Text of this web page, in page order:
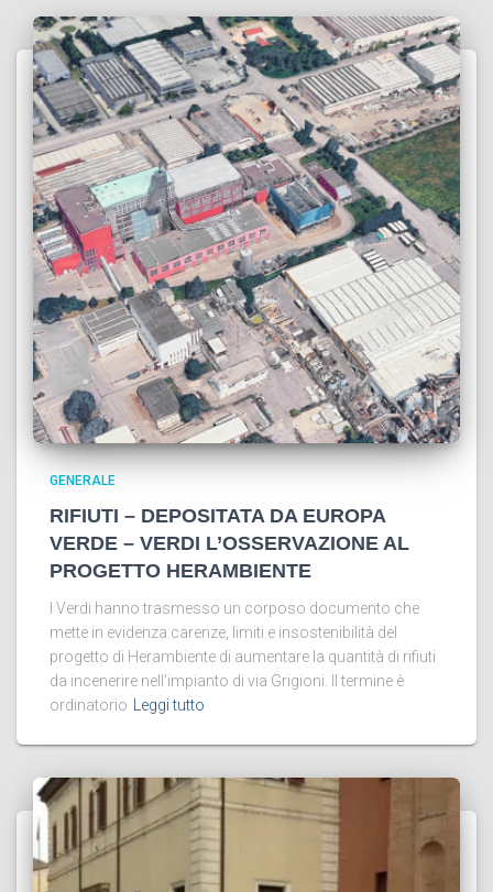
GENERALE
RIFIUTI – DEPOSITATA DA EUROPA
VERDE – VERDI L’OSSERVAZIONE AL
PROGETTO HERAMBIENTE
I Verdi hanno trasmesso un corposo documento che
mette in evidenza carenze, limiti e insostenibilità del
progetto di Herambiente di aumentare la quantità di rifiuti
da incenerire nell’impianto di via Grigioni. Il termine è
ordinatorio
Leggi tutto